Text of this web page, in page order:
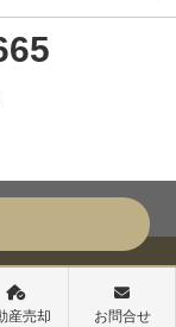
産売却 お問合せ